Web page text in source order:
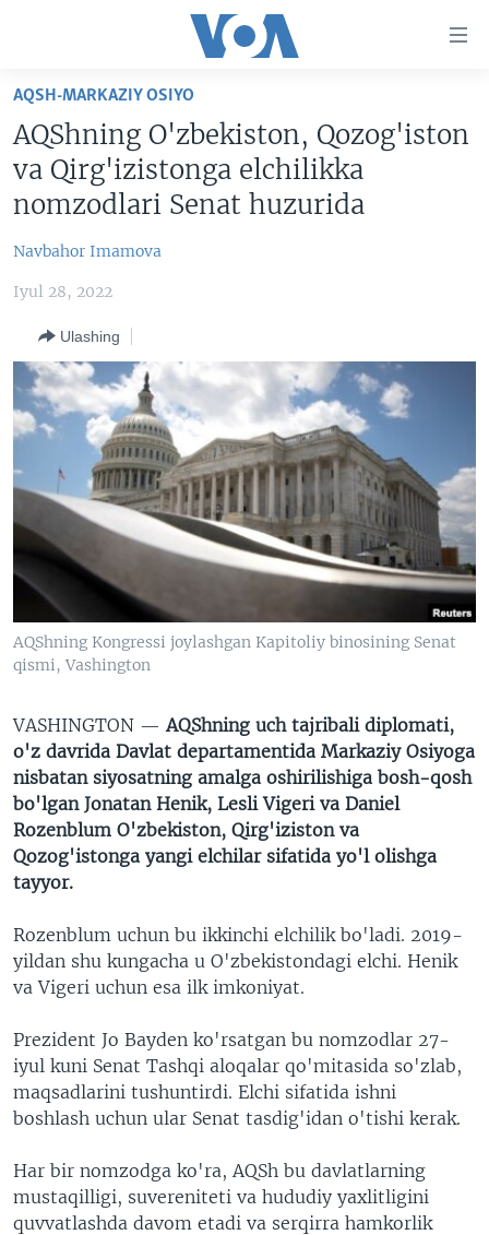
Boshiga
Qidiruvga
o'ting
AMERIKA
MARKAZIY OSIYO
AMERIKA MANZARALARI
XALQARO HAYOT
VASHINGTON CHOYXONASI
MOBIL-SALOM!
VIDEO
XABARLAR SURATLARDA
IJTIMOIY TARMOQLAR
FACEBOOK
YOUTUBE
INSTAGRAM
ODNOKLASSNIKI
TELEGRAM
TWITTER
SOUNDCLOUD
INGLIZ TILI DARSLARI
EDITORIAL
Learning English
VOA
AQSH-MARKAZIY OSIYO
AQShning O'zbekiston, Qozog'iston
va Qirg'izistonga elchilikka
nomzodlari Senat huzurida
Navbahor Imamova
Iyul 28, 2022
Ulashing
AQShning Kongressi joylashgan Kapitoliy binosining Senat
qismi, Vashington
VASHINGTON — AQShning uch tajribali diplomati,
o'z davrida Davlat departamentida Markaziy Osiyoga
nisbatan siyosatning amalga oshirilishiga bosh-qosh
bo'lgan Jonatan Henik, Lesli Vigeri va Daniel
Rozenblum O'zbekiston, Qirg'iziston va
Qozog'istonga yangi elchilar sifatida yo'l olishga
tayyor.
Rozenblum uchun bu ikkinchi elchilik bo'ladi. 2019-
yildan shu kungacha u O'zbekistondagi elchi. Henik
va Vigeri uchun esa ilk imkoniyat.
Prezident Jo Bayden ko'rsatgan bu nomzodlar 27-
iyul kuni Senat Tashqi aloqalar qo'mitasida so'zlab,
maqsadlarini tushuntirdi. Elchi sifatida ishni
boshlash uchun ular Senat tasdig'idan o'tishi kerak.
Har bir nomzodga ko'ra, AQSh bu davlatlarning
mustaqilligi, suvereniteti va hududiy yaxlitligini
quvvatlashda davom etadi va serqirra hamkorlik